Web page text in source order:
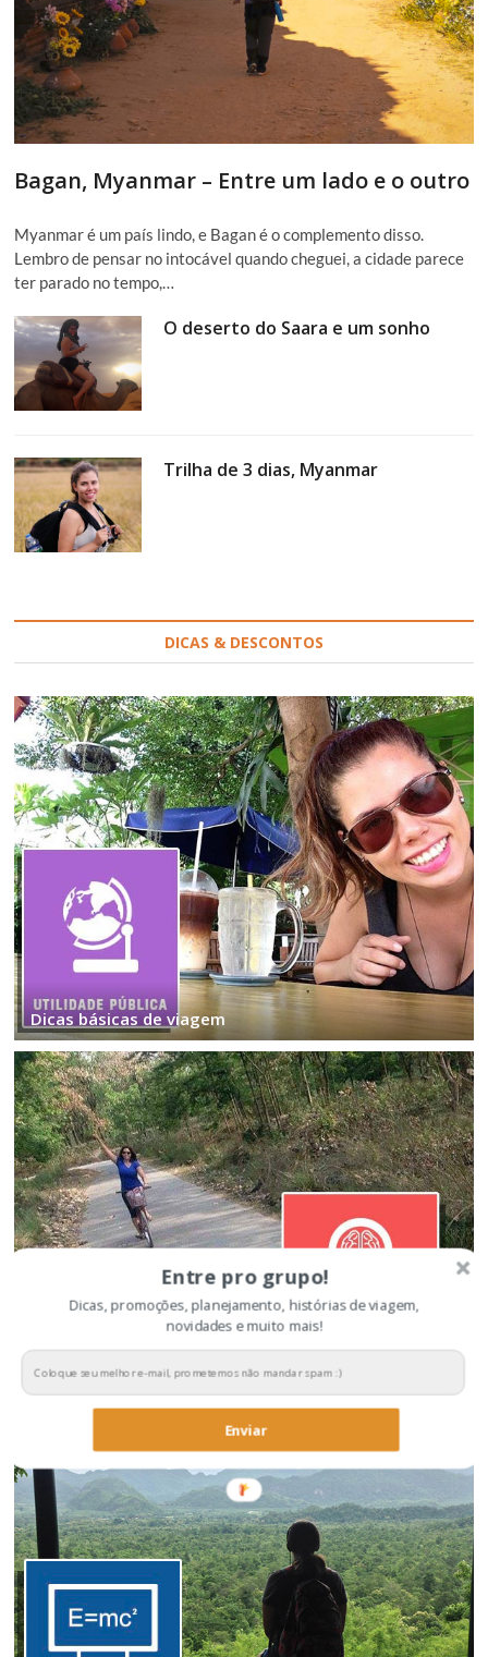
Bagan, Myanmar – Entre um lado e o outro
Myanmar é um país lindo, e Bagan é o complemento disso.
Lembro de pensar no intocável quando cheguei, a cidade parece
ter parado no tempo,…
O deserto do Saara e um sonho
Trilha de 3 dias, Myanmar
DICAS & DESCONTOS
Dicas básicas de viagem
Dicas para economizar na viagem
Entre pro grupo!
Dicas, promoções, planejamento, histórias de viagem,
novidades e muito mais!
Enviar